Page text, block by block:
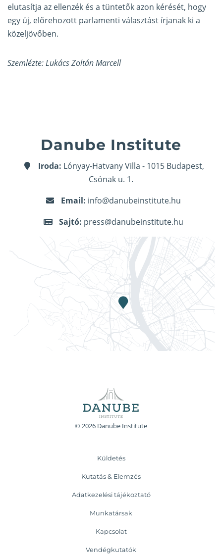
elutasítja az ellenzék és a tüntetők azon kérését, hogy
egy új, előrehozott parlamenti választást írjanak ki a
közeljövőben.
Szemlézte: Lukács Zoltán Marcell
Danube Institute
Iroda: Lónyay-Hatvany Villa - 1015 Budapest,
Csónak u. 1.
Email: info@danubeinstitute.hu
Sajtó: press@danubeinstitute.hu
© 2026 Danube Institute
Küldetés
Kutatás & Elemzés
Adatkezelési tájékoztató
Munkatársak
Kapcsolat
Vendégkutatók